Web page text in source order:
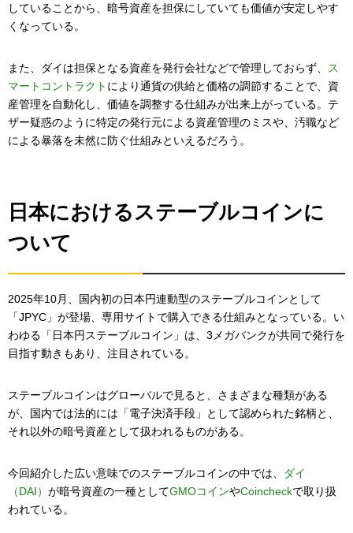
していることから、暗号資産を担保にしていても価値が安定しやす
くなっている。
また、ダイは担保となる資産を発行会社などで管理しておらず、
ス
マートコントラクト により通貨の供給と価格の調節することで、資
産管理を自動化し、価値を調整する仕組みが出来上がっている。テ
ザー疑惑のように特定の発行元による資産管理のミスや、汚職など
による暴落を未然に防ぐ仕組みといえるだろう。
日本におけるステーブルコインに
ついて
2025年10月、国内初の日本円連動型のステーブルコインとして
「JPYC」が登場、専用サイトで購入できる仕組みとなっている。い
わゆる「日本円ステーブルコイン」は、3メガバンクが共同で発行を
目指す動きもあり、注目されている。
ステーブルコインはグローバルで見ると、さまざまな種類がある
が、国内では法的には「電子決済手段」として認められた銘柄と、
それ以外の暗号資産として扱われるものがある。
今回紹介した広い意味でのステーブルコインの中では、
ダイ
（DAI） が暗号資産の一種としてGMOコインやCoincheckで取り扱
われている。